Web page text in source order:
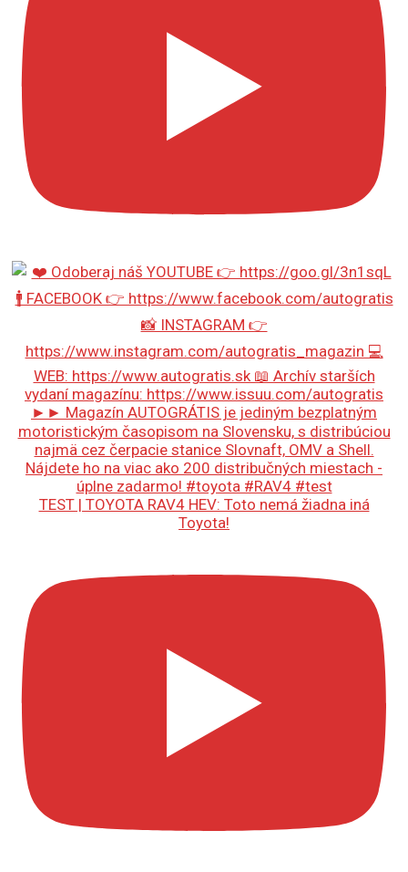
TEST | TOYOTA RAV4 HEV: Toto nemá žiadna iná
Toyota!